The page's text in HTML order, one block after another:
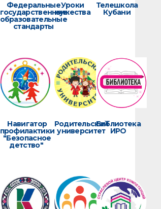
Федеральные
государственные
образовательные
стандарты
Уроки
мужества
Телешкола
Кубани
Навигатор
профилактики
"Безопасное
детство"
Родительский
университет
Библиотека
ИРО